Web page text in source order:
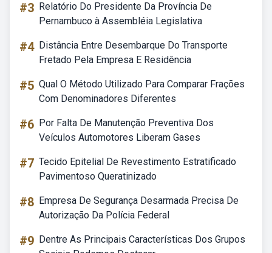
#3 Relatório Do Presidente Da Província De
Pernambuco à Assembléia Legislativa
#4 Distância Entre Desembarque Do Transporte
Fretado Pela Empresa E Residência
#5 Qual O Método Utilizado Para Comparar Frações
Com Denominadores Diferentes
#6 Por Falta De Manutenção Preventiva Dos
Veículos Automotores Liberam Gases
#7 Tecido Epitelial De Revestimento Estratificado
Pavimentoso Queratinizado
#8 Empresa De Segurança Desarmada Precisa De
Autorização Da Polícia Federal
#9 Dentre As Principais Características Dos Grupos